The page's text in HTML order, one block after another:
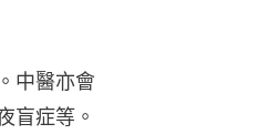
中醫亦會
盲症等。